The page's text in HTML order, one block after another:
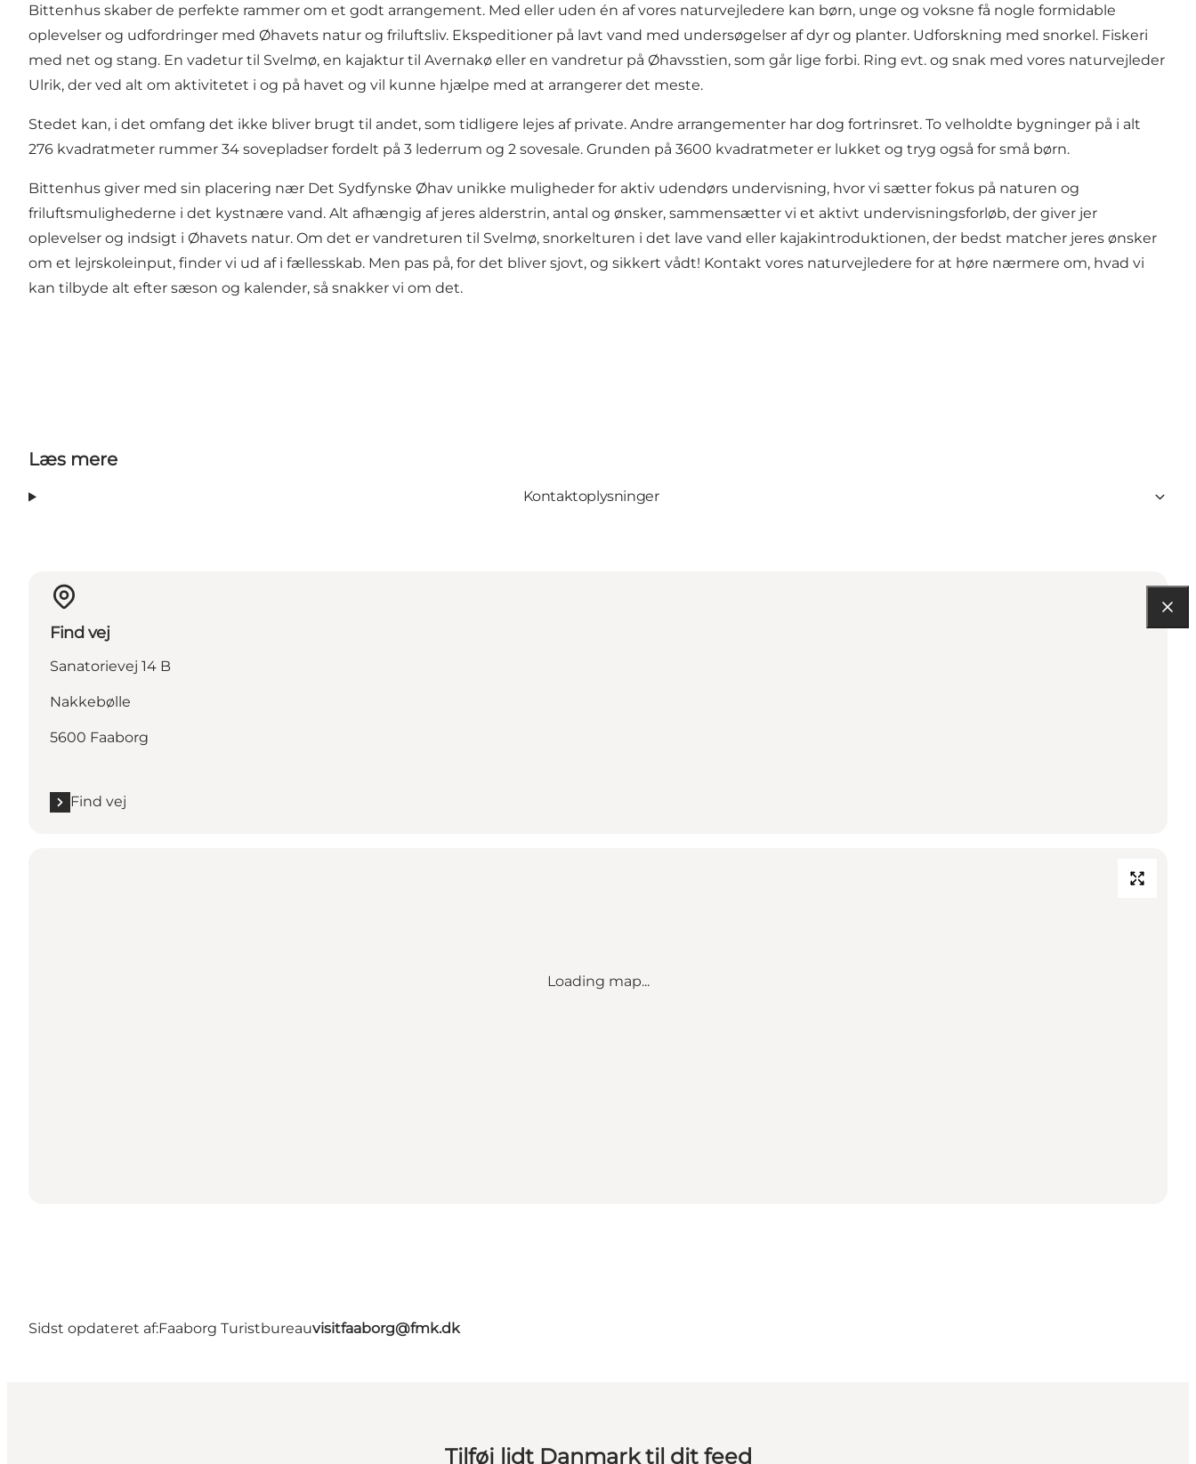
Bittenhus skaber de perfekte rammer om et godt arrangement. Med eller uden én af vores naturvejledere kan børn, unge og voksne få nogle formidable
oplevelser og udfordringer med Øhavets natur og friluftsliv. Ekspeditioner på lavt vand med undersøgelser af dyr og planter. Udforskning med snorkel. Fiskeri
med net og stang. En vadetur til Svelmø, en kajaktur til Avernakø eller en vandretur på Øhavsstien, som går lige forbi. Ring evt. og snak med vores naturvejleder
Ulrik, der ved alt om aktivitetet i og på havet og vil kunne hjælpe med at arrangerer det meste.
Stedet kan, i det omfang det ikke bliver brugt til andet, som tidligere lejes af private. Andre arrangementer har dog fortrinsret. To velholdte bygninger på i alt
276 kvadratmeter rummer 34 sovepladser fordelt på 3 lederrum og 2 sovesale. Grunden på 3600 kvadratmeter er lukket og tryg også for små børn.
Bittenhus giver med sin placering nær Det Sydfynske Øhav unikke muligheder for aktiv udendørs undervisning, hvor vi sætter fokus på naturen og
friluftsmulighederne i det kystnære vand. Alt afhængig af jeres alderstrin, antal og ønsker, sammensætter vi et aktivt undervisningsforløb, der giver jer
oplevelser og indsigt i Øhavets natur. Om det er vandreturen til Svelmø, snorkelturen i det lave vand eller kajakintroduktionen, der bedst matcher jeres ønsker
om et lejrskoleinput, finder vi ud af i fællesskab. Men pas på, for det bliver sjovt, og sikkert vådt! Kontakt vores naturvejledere for at høre nærmere om, hvad vi
kan tilbyde alt efter sæson og kalender, så snakker vi om det.
Læs mere
Kontaktoplysninger
Find vej
Sanatorievej 14 B
Nakkebølle
5600 Faaborg
Find vej
Loading map...
Sidst opdateret af:Faaborg Turistbureauvisitfaaborg@fmk.dk
Tilføj lidt Danmark til dit feed